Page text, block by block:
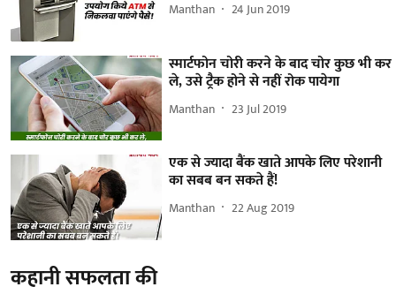
Manthan 24 Jun 2019
स्मार्टफोन चोरी करने के बाद चोर कुछ भी कर
ले, उसे ट्रैक होने से नहीं रोक पायेगा
Manthan 23 Jul 2019
एक से ज्यादा बैंक खाते आपके लिए परेशानी
का सबब बन सकते हैं!
Manthan 22 Aug 2019
कहानी सफलता की